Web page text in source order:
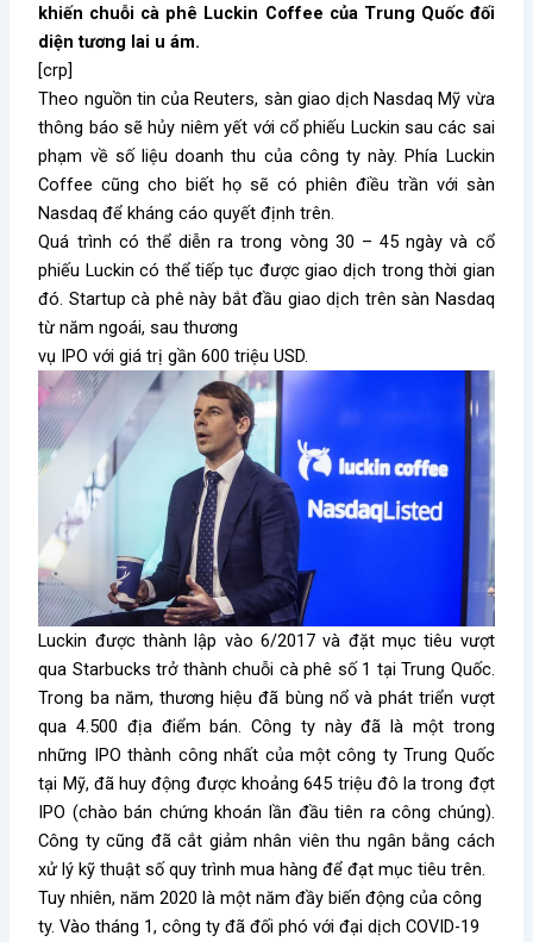
khiến chuỗi cà phê Luckin Coffee của Trung Quốc đối
diện tương lai u ám.
[crp]
Theo nguồn tin của Reuters, sàn giao dịch Nasdaq Mỹ vừa
thông báo sẽ hủy niêm yết với cổ phiếu Luckin sau các sai
phạm về số liệu doanh thu của công ty này. Phía Luckin
Coffee cũng cho biết họ sẽ có phiên điều trần với sàn
Nasdaq để kháng cáo quyết định trên.
Quá trình có thể diễn ra trong vòng 30 – 45 ngày và cổ
phiếu Luckin có thể tiếp tục được giao dịch trong thời gian
đó. Startup cà phê này bắt đầu giao dịch trên sàn Nasdaq
từ năm ngoái, sau thương
vụ IPO với giá trị gần 600 triệu USD.
Luckin được thành lập vào 6/2017 và đặt mục tiêu vượt
qua Starbucks trở thành chuỗi cà phê số 1 tại Trung Quốc.
Trong ba năm, thương hiệu đã bùng nổ và phát triển vượt
qua 4.500 địa điểm bán. Công ty này đã là một trong
những IPO thành công nhất của một công ty Trung Quốc
tại Mỹ, đã huy động được khoảng 645 triệu đô la trong đợt
IPO (chào bán chứng khoán lần đầu tiên ra công chúng).
Công ty cũng đã cắt giảm nhân viên thu ngân bằng cách
xử lý kỹ thuật số quy trình mua hàng để đạt mục tiêu trên.
Tuy nhiên, năm 2020 là một năm đầy biến động của công
ty. Vào tháng 1, công ty đã đối phó với đại dịch COVID-19